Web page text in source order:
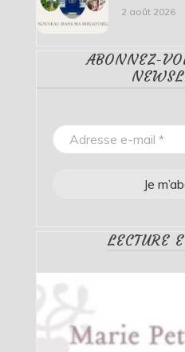
2 août 2026
ABONNEZ-
LECTURE